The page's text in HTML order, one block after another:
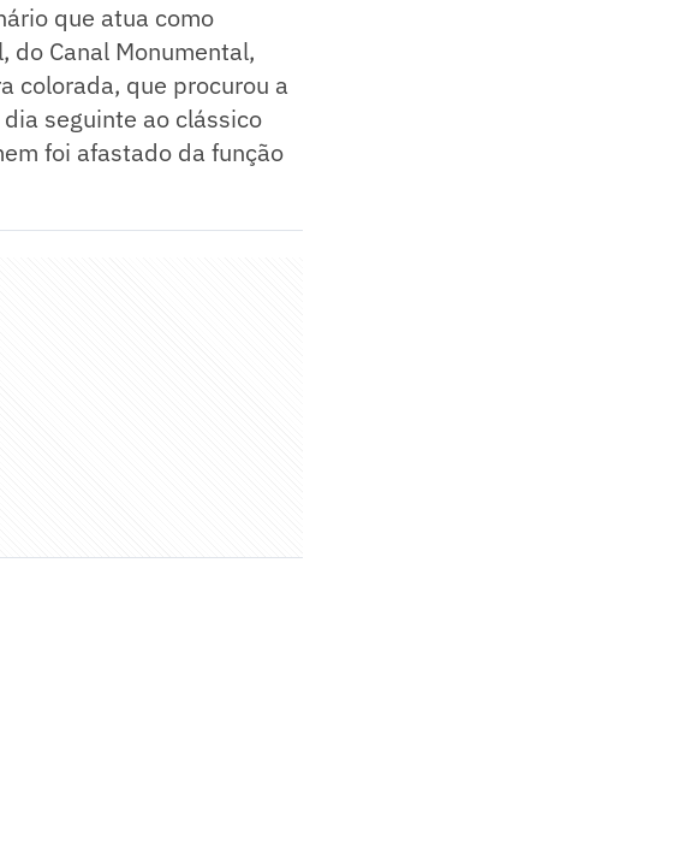
que atua como
do Canal Monumental,
colorada, que procurou a
seguinte ao clássico
foi afastado da função